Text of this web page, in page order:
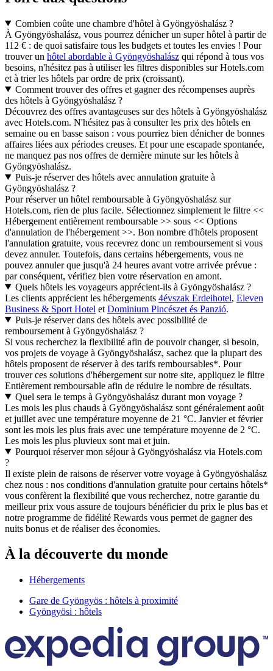
Combien coûte une chambre d'hôtel à Gyöngyöshalász ?
À Gyöngyöshalász, vous pourrez dénicher un super hôtel à partir de
112 € : de quoi satisfaire tous les budgets et toutes les envies ! Pour
trouver un hôtel abordable à Gyöngyöshalász qui répond à tous vos
besoins, n'hésitez pas à utiliser les filtres disponibles sur Hotels.com
et à trier les hôtels par ordre de prix (croissant).
Comment trouver des offres et gagner des récompenses auprès
des hôtels à Gyöngyöshalász ?
Découvrez des offres avantageuses sur des hôtels à Gyöngyöshalász
avec Hotels.com. N'hésitez pas à consulter les prix des hôtels en
semaine ou en basse saison : vous pourriez bien dénicher de bonnes
affaires liées aux périodes creuses. Et pour une escapade spontanée,
ne manquez pas nos offres de dernière minute sur les hôtels à
Gyöngyöshalász.
Puis-je réserver des hôtels avec annulation gratuite à
Gyöngyöshalász ?
Pour réserver un hôtel remboursable à Gyöngyöshalász sur
Hotels.com, rien de plus facile. Sélectionnez simplement le filtre <<
Hébergement entièrement remboursable >> sous << Options
d'annulation de l'hébergement >>. Bon nombre d'hôtels proposent
l'annulation gratuite, vous recevrez donc un remboursement si vous
devez annuler. Toutefois, dans certains hébergements, vous ne
pouvez annuler que jusqu'à 24 heures avant votre arrivée prévue :
par conséquent, vérifiez bien votre réservation en amont.
Quels hôtels les voyageurs apprécient-ils à Gyöngyöshalász ?
Les clients apprécient les hébergements 4évszak Erdeihotel, Eleven
Business & Sport Hotel et Dominium Pincészet és Panzió.
Puis-je réserver dans des hôtels avec possibilité de
remboursement à Gyöngyöshalász ?
Si vous recherchez la flexibilité afin de pouvoir changer, si besoin,
vos projets de voyage à Gyöngyöshalász, sachez que la plupart des
hôtels proposent de réserver à des tarifs remboursables*. Pour
trouver ces solutions d'hébergement sur notre site, appliquez le filtre
Entièrement remboursable afin de réduire le nombre de résultats.
Quel sera le temps à Gyöngyöshalász durant mon voyage ?
Les mois les plus chauds à Gyöngyöshalász sont généralement août
et juillet avec une température moyenne de 21 °C. Janvier et février
sont les mois les plus frais avec une température moyenne de 2 °C.
Les mois les plus pluvieux sont mai et juin.
Pourquoi réserver mon séjour à Gyöngyöshalász via Hotels.com
?
Il existe plein de raisons de réserver votre voyage à Gyöngyöshalász
chez nous : nos conditions d'annulation gratuite pour certains hôtels*
vous confèrent la flexibilité que vous recherchez, notre garantie du
meilleur prix vous assure de toujours bénéficier du prix le plus bas et
notre programme de fidélité Rewards vous permet de gagner des
nuits bonus et de réaliser des économies.
À la découverte du monde
Hébergements
Gare de Gyöngyös : hôtels à proximité
Gyöngyösi : hôtels